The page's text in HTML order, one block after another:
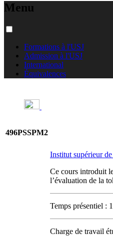
Menu
Formations à l'USJ
Admission à l'USJ
International
Équivalences
496PSSPM2
Institut supérieur
Ce cours introduit
l’évaluation de la
Temps présentiel :
Charge de travail